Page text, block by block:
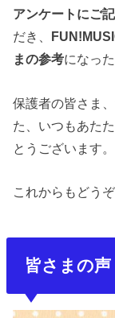
アンケートにご
だき、
まの参考になっ
保護者の皆さま
た、いつもあた
とうございます。
これからもどう
皆さまの声